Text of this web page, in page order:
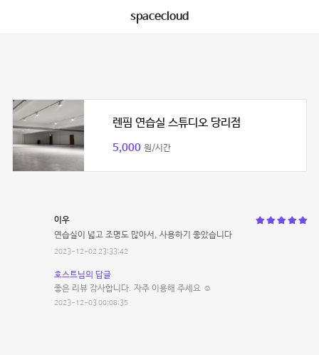
spacecloud
렌핌 연습실 스튜디오 당리점
5,000 원/시간
이우
연습실이 넓고 조명도 많아서, 사용하기 좋았습니다
2023-12-02 23:33:42
호스트님의 답글
좋은 리뷰 감사합니다. 자주 이용해 주세요 ☺️
2023-12-03 00:08:35